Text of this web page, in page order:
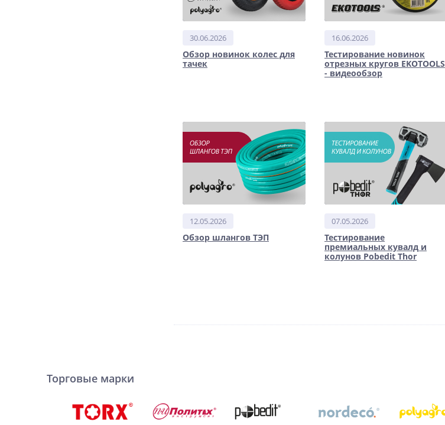
30.06.2026
Обзор новинок колес для
тачек
16.06.2026
Тестирование новинок
отрезных кругов EKOTOOLS
- видеообзор
12.05.2026
Обзор шлангов ТЭП
07.05.2026
Тестирование
премиальных кувалд и
колунов Pobedit Thor
Торговые марки